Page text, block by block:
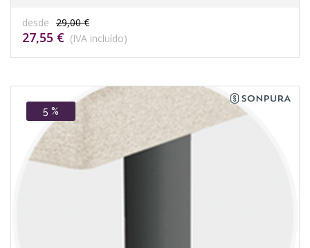
desde 29,00 €
27,55 € (IVA incluído)
5 %